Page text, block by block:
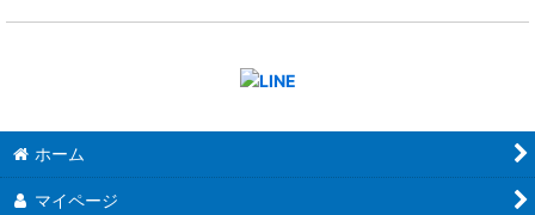
ホーム
マイページ